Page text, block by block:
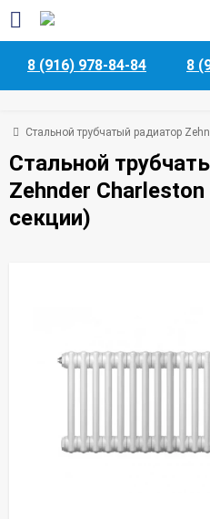
8 (916) 978-84-84 8
Стальной трубчатый радиатор
Стальной
Zehnder
секции)